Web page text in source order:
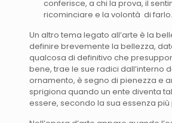
conferisce, a chi la prova, il
ricominciare e la volontà di farlo.
Un altro tema legato all’arte è la
definire brevemente la bellezza,
qualcosa di definitivo che
bene, trae le sue radici dall’interno
ornamento, è segno di pienezza e
sprigiona quando un ente diventa
essere, secondo la sua essenza